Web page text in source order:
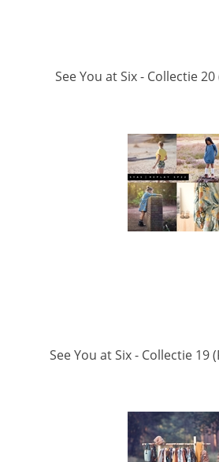
See You at Six - Collectie 20
See You at Six - Collectie 19